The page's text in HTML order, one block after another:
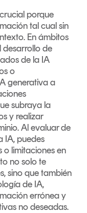
porque
tal cual sin
En ámbitos
desarrollo de
de la IA
o
generativa a
subraya la
y realizar
Al evaluar de
IA, puedes
o limitaciones en
no solo te
sino que también
de IA,
errónea y
no deseadas.